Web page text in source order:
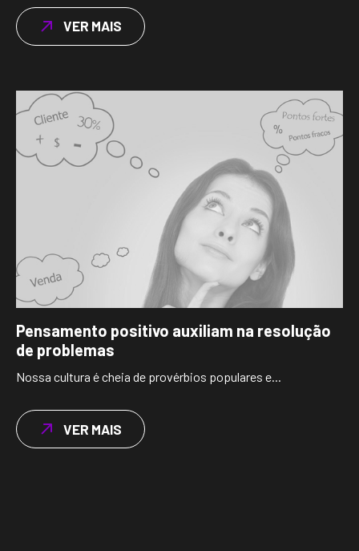
VER MAIS
Pensamento positivo auxiliam na resolução
de problemas
Nossa cultura é cheia de provérbios populares e...
VER MAIS